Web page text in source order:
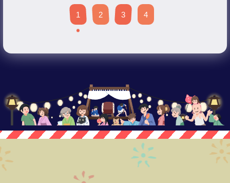
1 2 3 4